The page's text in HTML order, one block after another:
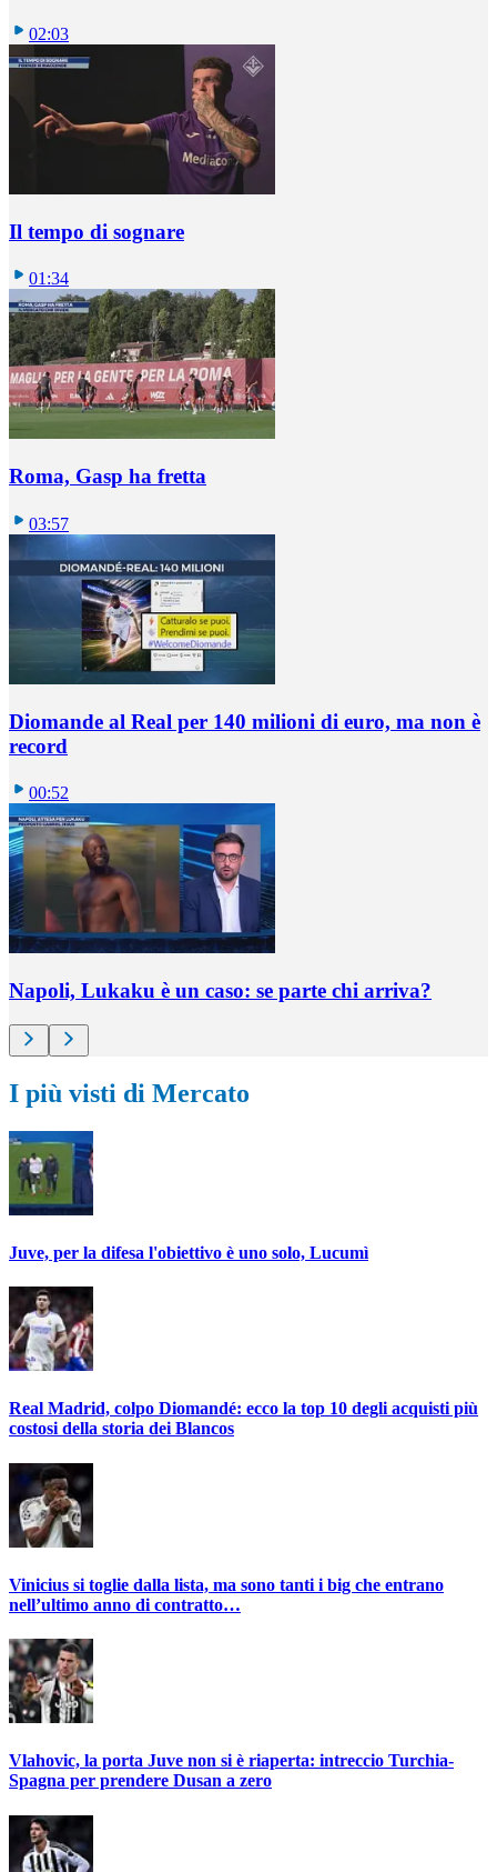
02:03
Il tempo di sognare
01:34
Roma, Gasp ha fretta
03:57
Diomande al Real per 140 milioni di euro, ma non è
record
00:52
Napoli, Lukaku è un caso: se parte chi arriva?
I più visti di Mercato
Juve, per la difesa l'obiettivo è uno solo, Lucumì
Real Madrid, colpo Diomandé: ecco la top 10 degli acquisti più
costosi della storia dei Blancos
Vinicius si toglie dalla lista, ma sono tanti i big che entrano
nell’ultimo anno di contratto…
Vlahovic, la porta Juve non si è riaperta: intreccio Turchia-
Spagna per prendere Dusan a zero